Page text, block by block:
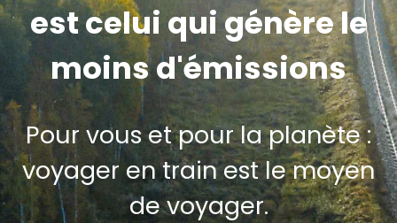
est celui qui génère le
moins d'émissions
Pour vous et pour la planète :
voyager en train est le moyen
de voyager.